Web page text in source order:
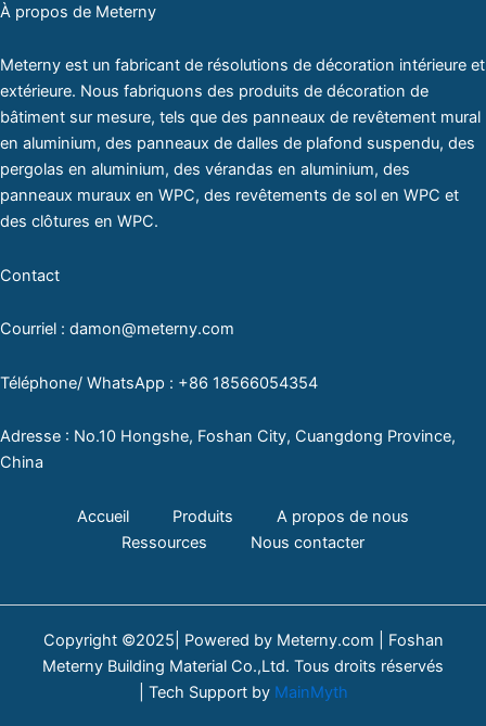
À propos de Meterny
Meterny est un fabricant de résolutions de décoration intérieure et
extérieure. Nous fabriquons des produits de décoration de
bâtiment sur mesure, tels que des panneaux de revêtement mural
en aluminium, des panneaux de dalles de plafond suspendu, des
pergolas en aluminium, des vérandas en aluminium, des
panneaux muraux en WPC, des revêtements de sol en WPC et
des clôtures en WPC.
Contact
Courriel : damon@meterny.com
Téléphone/ WhatsApp : +86 18566054354
Adresse : No.10 Hongshe, Foshan City, Cuangdong Province,
China
Accueil Produits
A propos de nous
Ressources
Nous contacter
Copyright ©2025| Powered by Meterny.com | Foshan
Meterny Building Material Co.,Ltd. Tous droits réservés
| Tech Support by MainMyth